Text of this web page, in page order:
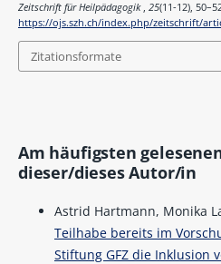
Zeitschrift für Heilpädagogik , 25(11-12),
https://ojs.szh.ch/index.php/zeitschrift/
Zitationsformate
Am häufigsten
dieser/dieses Autor/in
Astrid Hartmann, Monika
Teilhabe bereits im
Stiftung GFZ die Inklusion